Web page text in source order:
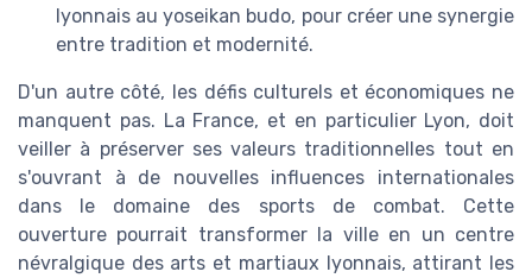
lyonnais au yoseikan budo, pour créer une synergie
entre tradition et modernité.
D'un autre côté, les défis culturels et économiques ne
manquent pas. La France, et en particulier Lyon, doit
veiller à préserver ses valeurs traditionnelles tout en
s'ouvrant à de nouvelles influences internationales
dans le domaine des sports de combat. Cette
ouverture pourrait transformer la ville en un centre
névralgique des arts et martiaux lyonnais, attirant les